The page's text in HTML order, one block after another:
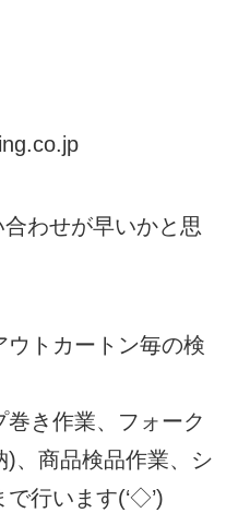
わせが早いかと思
ウトカートン毎の検
き作業、フォーク
)、商品検品作業、シ
行います(‘◇’)ゞ